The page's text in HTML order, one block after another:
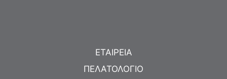
ΕΤΑΙΡΕΙΑ
ΠΕΛΑΤΟΛΟΓΙΟ